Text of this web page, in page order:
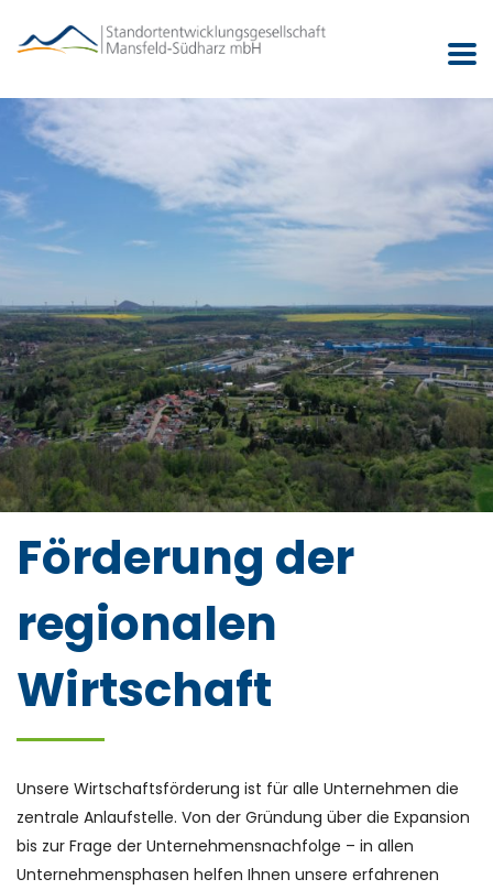
Förderung der
regionalen
Wirtschaft
Unsere Wirtschaftsförderung ist für alle Unternehmen die
zentrale Anlaufstelle. Von der Gründung über die Expansion
bis zur Frage der Unternehmensnachfolge – in allen
Unternehmensphasen helfen Ihnen unsere erfahrenen